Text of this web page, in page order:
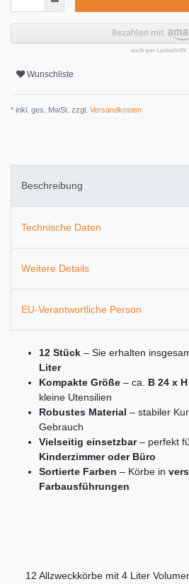
Wunschliste
* inkl. ges. MwSt. zzgl. Versandkosten
Beschreibung
Technische Daten
Weitere Details
EU-Verantwortliche Person
12 Stück – Sie erhalten
Liter
Kompakte Größe – ca. B 24 x
kleine Utensilien
Robustes Material – stabiler
Gebrauch
Vielseitig einsetzbar– perfekt
Kinderzimmer oder Büro
Sortierte Farben – Körbe in
Farbausführungen
12 Allzweckkörbe mit 4 Liter